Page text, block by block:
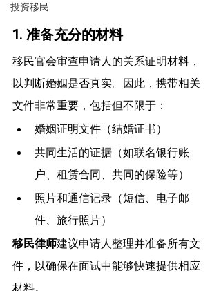
投资移民
1. 准备充分的材料
移民官会审查申请人的关系证明材料，
以判断婚姻是否真实。因此，携带相关
文件非常重要，包括但不限于：
婚姻证明文件（结婚证书）
共同生活的证据（如联名银行账
户、租赁合同、共同的保险等）
照片和通信记录（短信、电子邮
件、旅行照片）
移民律师建议申请人整理并准备所有文
件，以确保在面试中能够快速提供相应
材料。